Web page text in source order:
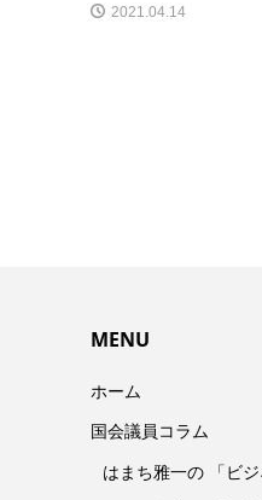
2021.04.14
MENU
ホーム
国会議員コラム
はまち雅一の 「ビジ